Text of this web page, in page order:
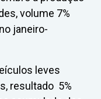
volume 7%
janeiro-
leves
resultado 5%